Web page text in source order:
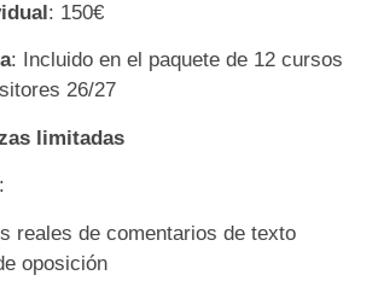
: 150€
: Incluido en el paquete de 12 cursos
26/27
limitadas
:
reales de comentarios de texto
oposición